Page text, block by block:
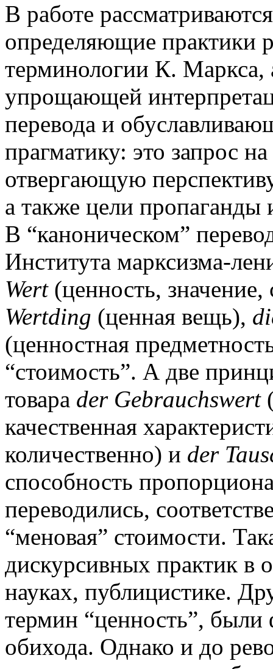
В работе
определяющие практики
терминологии К. Маркса,
упрощающей
перевода и
прагматику: это запрос
отвергающую
а также цели пропаганды
В “каноническом”
Института марксизма-
Wert (ценность,
Wertding (ценная вещь),
(ценностная
“стоимость”. А две
товара der Gebrauchswert
качественная
количественно) и der
способность
переводились,
“меновая” стоимости.
дискурсивных практик в
науках, публицистике.
термин “ценность”, были
обихода. Однако и до